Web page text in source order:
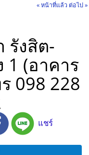
« หน้าที่แล้ว ต่อไป »
รังสิต-
1 (อาคาร
098 228
แชร์